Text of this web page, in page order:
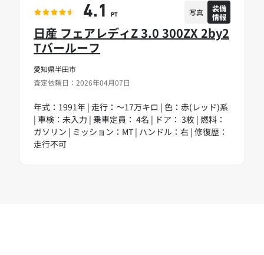
愛知県半田市
査定依頼日：2026年04月07日
日産 フェアレディZ 3.0 300ZX 2by2
Tバールーフ
年式：1991年 | 走行：～17万キロ | 色：赤(レッド)系
| 車検：未入力 | 乗車定員： 4名 | ドア： 3枚 | 燃料：
ガソリン | ミッション：MT | ハンドル：右 | 修復歴：
走行不可
4.1 PT 写真
装備
情報